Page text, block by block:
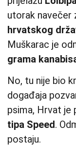
utorak navečer
hrvatskog
Muškarac je
grama
No, tu nije bio
događaja
psima, Hrvat je
tipa Speed.
postaju.